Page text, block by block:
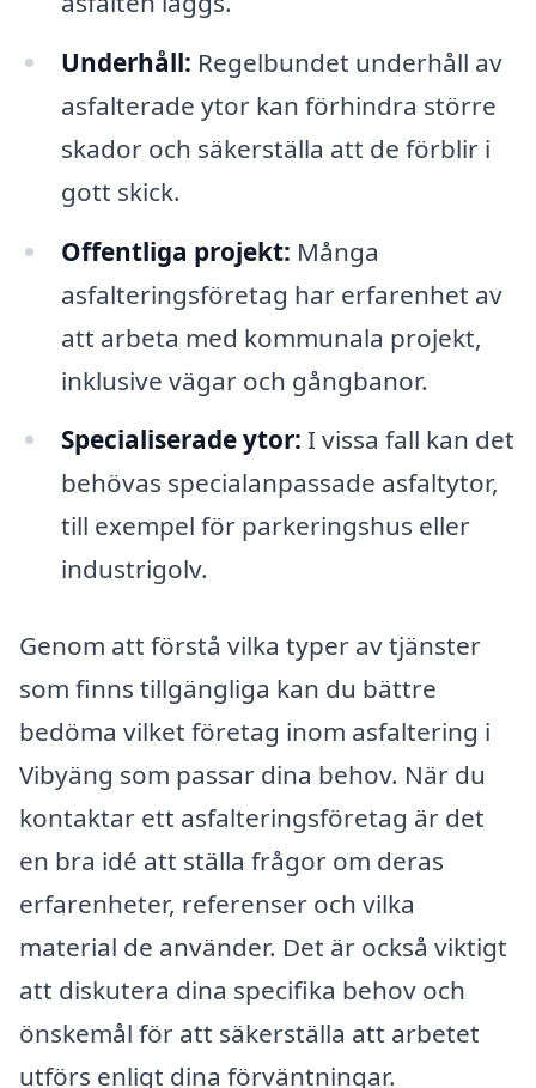
Underhåll: Regelbundet underhåll av
asfalterade ytor kan förhindra större
skador och säkerställa att de förblir i
gott skick.
Offentliga projekt: Många
asfalteringsföretag har erfarenhet av
att arbeta med kommunala projekt,
inklusive vägar och gångbanor.
Specialiserade ytor: I vissa fall kan det
behövas specialanpassade asfaltytor,
till exempel för parkeringshus eller
industrigolv.
Genom att förstå vilka typer av tjänster
som finns tillgängliga kan du bättre
bedöma vilket företag inom asfaltering i
Vibyäng som passar dina behov. När du
kontaktar ett asfalteringsföretag är det
en bra idé att ställa frågor om deras
erfarenheter, referenser och vilka
material de använder. Det är också viktigt
att diskutera dina specifika behov och
önskemål för att säkerställa att arbetet
utförs enligt dina förväntningar.